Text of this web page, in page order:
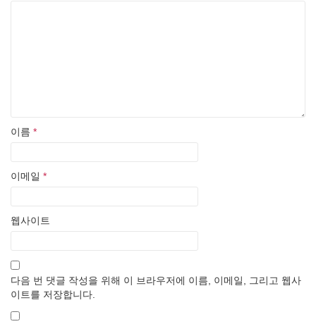
이름 *
이메일 *
웹사이트
다음 번 댓글 작성을 위해 이 브라우저에 이름, 이메일, 그리고 웹사
이트를 저장합니다.